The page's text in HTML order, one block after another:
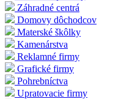
Záhradné centrá
Domovy dôchodcov
Materské škôlky
Kamenárstva
Reklamné firmy
Grafické firmy
Pohrebníctva
Upratovacie firmy